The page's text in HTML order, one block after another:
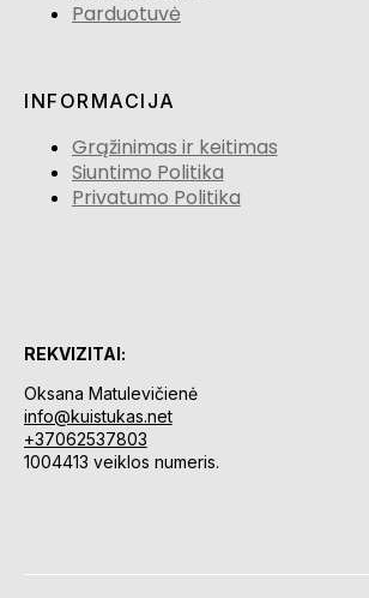
Parduotuvė
INFORMACIJA
Grąžinimas ir keitimas
Siuntimo Politika
Privatumo Politika
REKVIZITAI:
Oksana Matulevičienė
info@kuistukas.net
+37062537803
1004413 veiklos numeris.